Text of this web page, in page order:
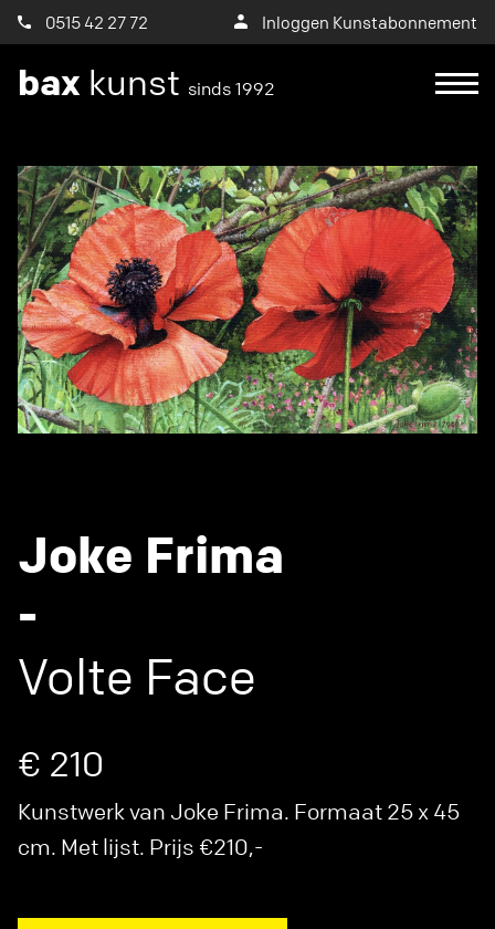
0515 42 27 72 Inloggen Kunstabonnement
bax kunst sinds 1992
Joke Frima
-
Volte Face
€ 210
Kunstwerk van Joke Frima. Formaat 25 x 45
cm. Met lijst. Prijs €210,-